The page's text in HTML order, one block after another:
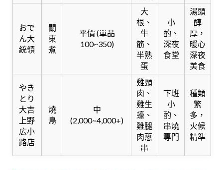
おで
ん大
統領
關
東
煮
平價 (單品
100~350)
大
根、
牛
筋、
半熟
蛋
小
酌、
深夜
食堂
湯頭
醇
厚，
暖心
深夜
美食
やき
とり
大吉
上野
広小
路店
燒
鳥
中
(2,000~4,000+)
雞頸
肉、
雞生
蠔、
雞腿
肉蔥
串
下班
小
酌、
串燒
專門
種類
繁
多，
火候
精準